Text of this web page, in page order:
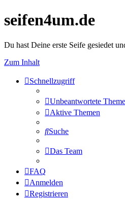
seifen4um.de
Du hast Deine erste Seife gesiedet
Zum Inhalt
Schnellzugriff
Unbeantwortete
Aktive Themen
Suche
Das Team
FAQ
Anmelden
Registrieren